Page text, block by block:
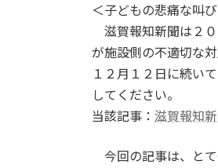
＜子どもの悲痛な叫
滋賀報知新聞は２
が施設側の不適切な
１２月１２日に続い
してください。
当該記事： 滋賀報知
今回の記事は、とて